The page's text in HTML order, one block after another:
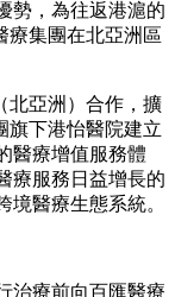
勢，為往返港滬的
療集團在北亞洲區
北亞洲）合作，擴
旗下港怡醫院建立
醫療增值服務體
療服務日益增長的
醫療生態系統。
治療前向百匯醫療